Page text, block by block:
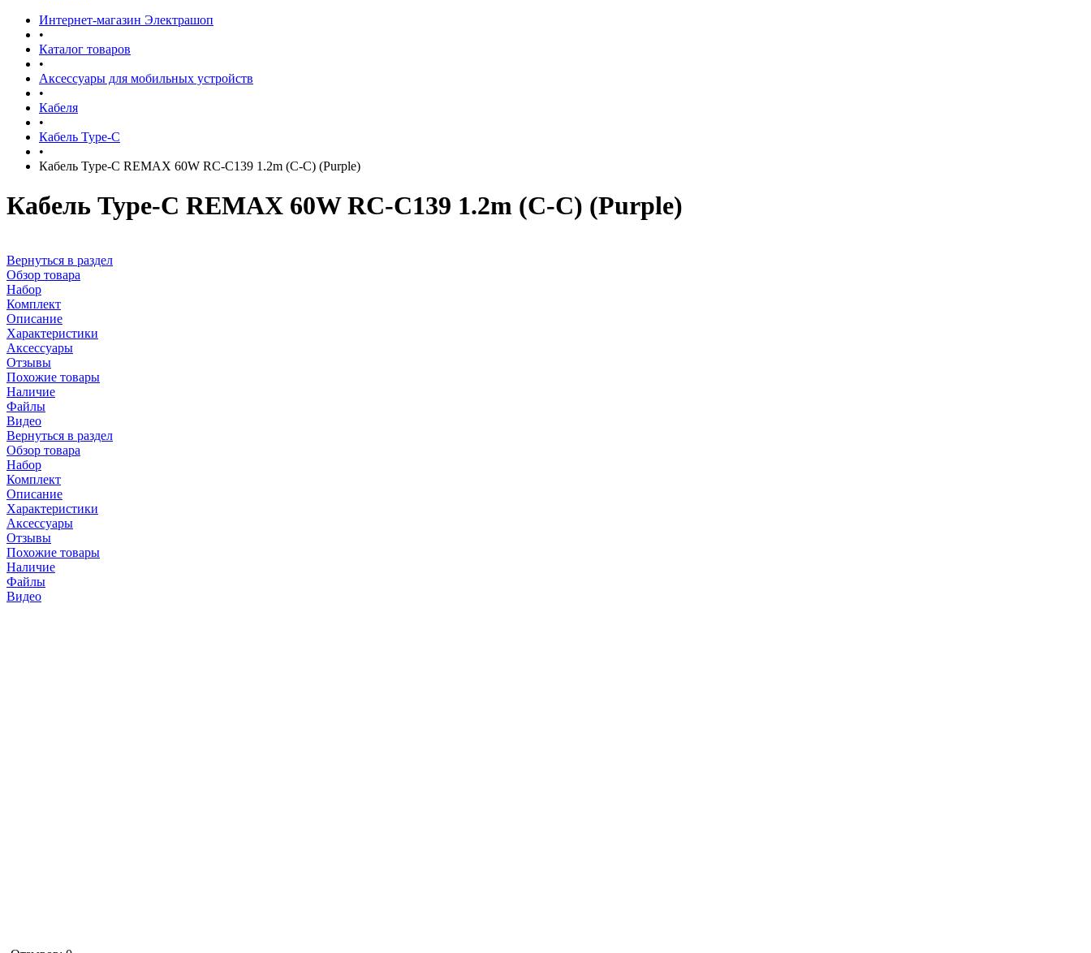
Интернет-магазин Электрашоп
•
Каталог товаров
•
Аксессуары для мобильных устройств
•
Кабеля
•
Кабель Type-C
•
Кабель Type-C REMAX 60W RC-C139 1.2m (C-C) (Purple)
Кабель Type-C REMAX 60W RC-C139 1.2m (C-C) (Purple)
Вернуться в раздел
Обзор товара
Набор
Комплект
Описание
Характеристики
Аксессуары
Отзывы
Похожие товары
Наличие
Файлы
Видео
Вернуться в раздел
Обзор товара
Набор
Комплект
Описание
Характеристики
Аксессуары
Отзывы
Похожие товары
Наличие
Файлы
Видео